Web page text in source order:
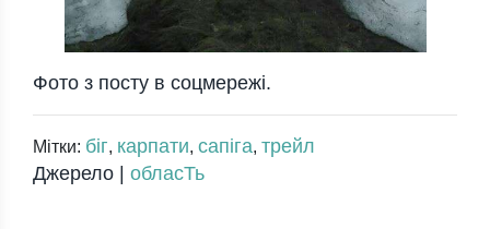
Фото з посту в соцмережі.
Мітки: біг, карпати, сапіга, трейл
Джерело | обласТь